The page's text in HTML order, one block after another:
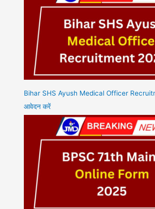
Bihar SHS Ayush Medical Officer
आवेदन करें